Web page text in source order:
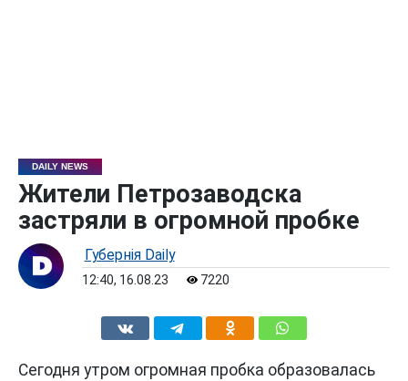
DAILY NEWS
Жители Петрозаводска
застряли в огромной пробке
Губернiя Daily
12:40, 16.08.23 7220
Сегодня утром огромная пробка образовалась